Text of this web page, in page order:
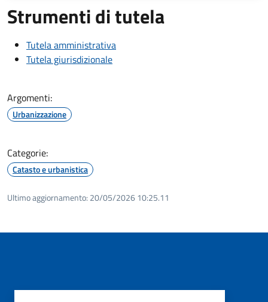
Strumenti di tutela
Tutela amministrativa
Tutela giurisdizionale
Argomenti:
Urbanizzazione
Categorie:
Catasto e urbanistica
Ultimo aggiornamento: 20/05/2026 10:25.11